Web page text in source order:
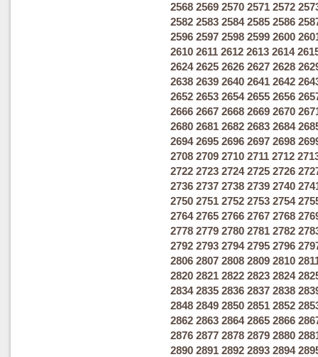
2568 2569 2570 2571 2572
2582 2583 2584 2585 2586
2596 2597 2598 2599 2600
2610 2611 2612 2613 2614
2624 2625 2626 2627 2628
2638 2639 2640 2641 2642
2652 2653 2654 2655 2656
2666 2667 2668 2669 2670
2680 2681 2682 2683 2684
2694 2695 2696 2697 2698
2708 2709 2710 2711 2712
2722 2723 2724 2725 2726
2736 2737 2738 2739 2740
2750 2751 2752 2753 2754
2764 2765 2766 2767 2768
2778 2779 2780 2781 2782
2792 2793 2794 2795 2796
2806 2807 2808 2809 2810
2820 2821 2822 2823 2824
2834 2835 2836 2837 2838
2848 2849 2850 2851 2852
2862 2863 2864 2865 2866
2876 2877 2878 2879 2880
2890 2891 2892 2893 2894